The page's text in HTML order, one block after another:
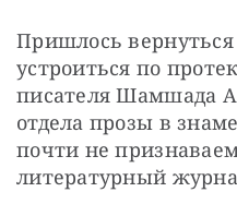
Пришлось
устроиться по
писателя Шамшада
отдела прозы в
почти не
литературный